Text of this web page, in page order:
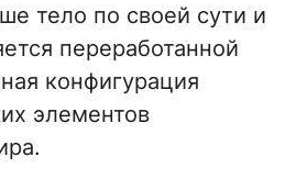
тело по своей сути и
переработанной
конфигурация
элементов